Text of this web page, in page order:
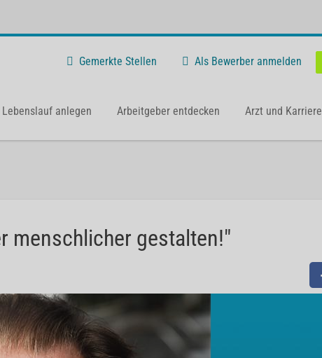
Gemerkte Stellen Als Bewerber anmelden
Lebenslauf anlegen Arbeitgeber entdecken Arzt und Karriere
menschlicher gestalten!"